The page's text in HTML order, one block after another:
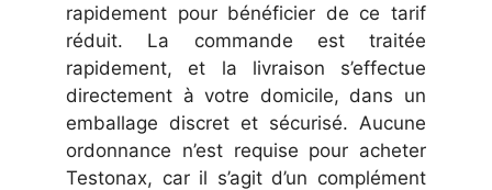
rapidement pour bénéficier de ce tarif
réduit. La commande est traitée
rapidement, et la livraison s’effectue
directement à votre domicile, dans un
emballage discret et sécurisé. Aucune
ordonnance n’est requise pour acheter
Testonax, car il s’agit d’un complément